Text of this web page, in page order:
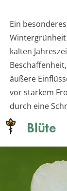
Ein
kalten
äußere
vor starkem
durch eine
Blüte